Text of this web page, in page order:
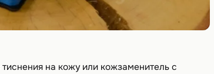
на кожу или кожзаменитель с